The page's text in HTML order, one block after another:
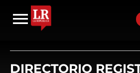
DIRECTORIO